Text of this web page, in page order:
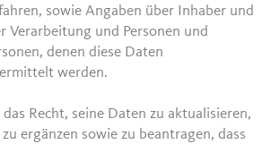
sowie Angaben über Inhaber und
Verarbeitung und Personen und
denen diese Daten
werden.
Recht, seine Daten zu aktualisieren,
ergänzen sowie zu beantragen, dass